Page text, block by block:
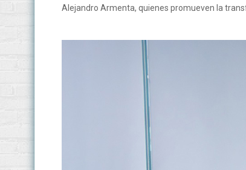
Alejandro Armenta, quienes promueven la